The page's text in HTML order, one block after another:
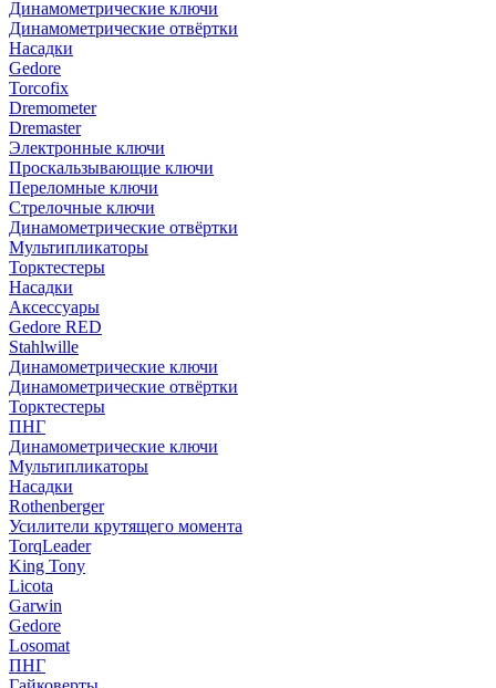
Динамометрические ключи
Динамометрические отвёртки
Насадки
Gedore
Torcofix
Dremometer
Dremaster
Электронные ключи
Проскальзывающие ключи
Переломные ключи
Стрелочные ключи
Динамометрические отвёртки
Мультипликаторы
Торктестеры
Насадки
Аксессуары
Gedore RED
Stahlwille
Динамометрические ключи
Динамометрические отвёртки
Торктестеры
ПНГ
Динамометрические ключи
Мультипликаторы
Насадки
Rothenberger
Усилители крутящего момента
TorqLeader
King Tony
Licota
Garwin
Gedore
Losomat
ПНГ